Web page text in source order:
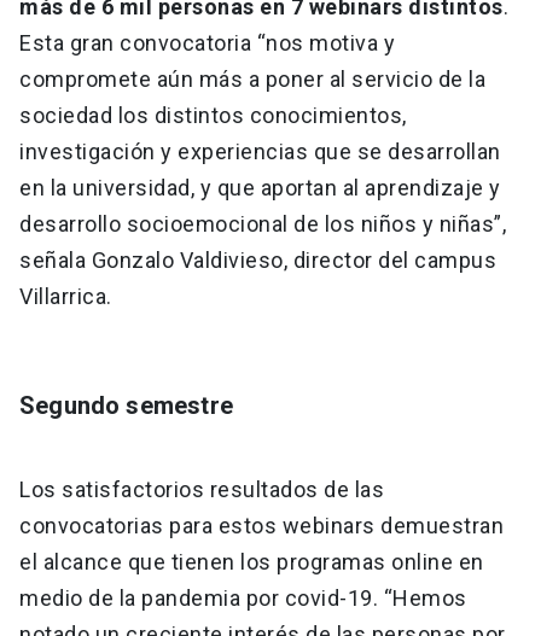
más de 6 mil personas en 7 webinars distintos.
Esta gran convocatoria “nos motiva y
compromete aún más a poner al servicio de la
sociedad los distintos conocimientos,
investigación y experiencias que se desarrollan
en la universidad, y que aportan al aprendizaje y
desarrollo socioemocional de los niños y niñas”,
señala Gonzalo Valdivieso, director del campus
Villarrica.
Segundo semestre
Los satisfactorios resultados de las
convocatorias para estos webinars demuestran
el alcance que tienen los programas online en
medio de la pandemia por covid-19. “Hemos